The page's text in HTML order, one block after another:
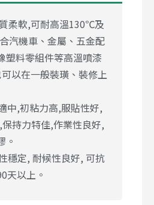
柔軟,可耐高溫130℃及
汽機車、金屬、五金配
塑料零組件等高溫噴漆
以在一般裝璜、裝修上
中,初粘力高,服貼性好,
持力特佳,作業性良好,
。
穩定, 耐候性良好, 可抗
天以上。